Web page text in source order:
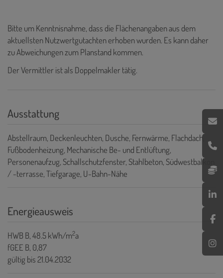
Bitte um Kenntnisnahme, dass die Flächenangaben aus dem
aktuellsten Nutzwertgutachten erhoben wurden. Es kann daher
zu Abweichungen zum Planstand kommen.
Der Vermittler ist als Doppelmakler tätig.
Ausstattung
Abstellraum Deckenleuchten Dusche Fernwärme Flachdach
Fußbodenheizung Mechanische Be- und Entlüftung
Personenaufzug Schallschutzfenster Stahlbeton Südwestbalkon
/ -terrasse Tiefgarage U-Bahn-Nähe
Energieausweis
HWBB, 48.5 kWh/m2a
fGEE B, 0,87
gültig bis21.04.2032